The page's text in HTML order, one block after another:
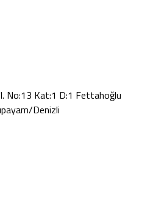
No:13 Kat:1 D:1 Fettahoğlu
Denizli